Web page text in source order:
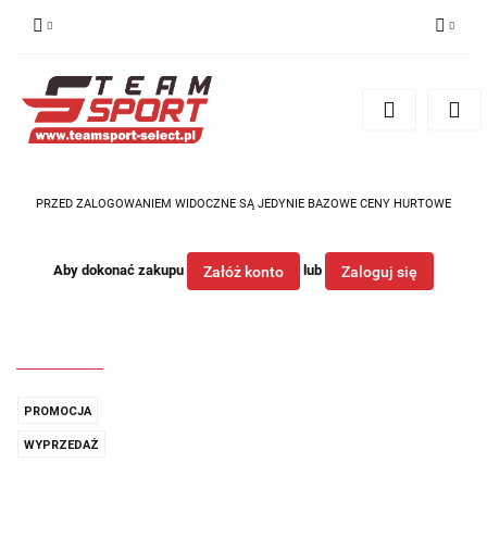
Zarejestruj się
PRZED ZALOGOWANIEM WIDOCZNE SĄ JEDYNIE BAZOWE CENY HURTOWE
Aby dokonać zakupu Załóż konto lub Zaloguj się
PROMOCJA
WYPRZEDAŻ